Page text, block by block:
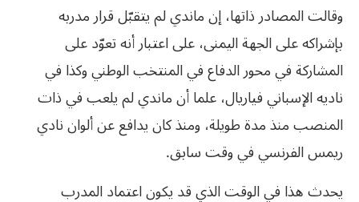
وقالت المصادر ذاتها، إن ماندي لم يتقبّل قرار مدربه
بإشراكه على الجهة اليمنى، على اعتبار أنه تعوّد على
المشاركة في محور الدفاع في المنتخب الوطني وكذا في
ناديه الإسباني فياريال، علما أن ماندي لم يلعب في ذات
المنصب منذ مدة طويلة، ومنذ كان يدافع عن ألوان نادي
ريمس الفرنسي في وقت سابق.
يحدث هذا في الوقت الذي قد يكون اعتماد المدرب